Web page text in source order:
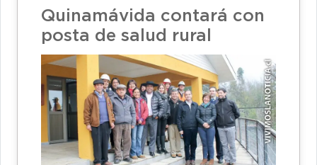
Quinamávida contará con
posta de salud rural